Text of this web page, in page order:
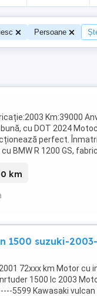
Persoane
Km:39000
cu DOT 2024
perfect.
BMW R 1200 GS,
km
1500 suzuki-
72xxx km Motor cu
1500 lc 2003
5599 Kawasaki